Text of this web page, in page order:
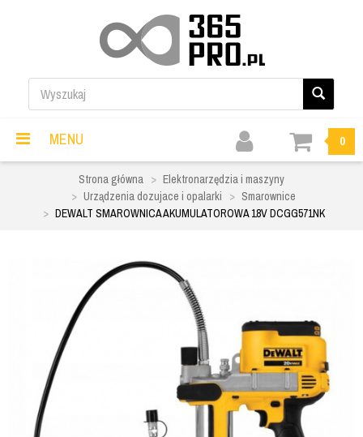
MENU 0
Strona główna
Elektronarzędzia i maszyny
Urządzenia dozujace i opalarki
Smarownice
DEWALT SMAROWNICA AKUMULATOROWA 18V DCGG571NK